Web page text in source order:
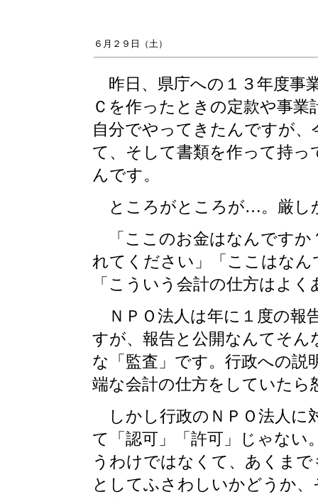
６月２９日（土）
昨日、県庁への１３年度事
Ｃを作ったときの定款や事
自分でやってきたんですが
て、そして書類を作って持
んです。
ところがところが…。厳し
「ここのお金はなんですか
れてください」「ここはな
「こういう会計の仕方はよ
ＮＰＯ法人は年に１度の報
すが、報告と公開なんてそ
な「監査」です。行政への説
端な会計の仕方をしていたら
しかし行政のＮＰＯ法人に
て「認可」「許可」じゃな
うわけではなくて、あくま
としてふさわしいかどうか